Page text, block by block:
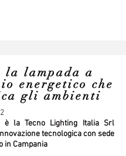
la lampada a
energetico che
gli ambienti
è la Tecno Lighting Italia Srl
tecnologica con sede
in Campania